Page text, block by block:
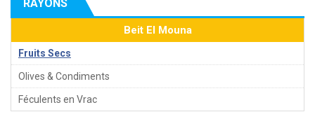
DT
RAYONS
Beit El Mouna
Fruits Secs
Olives & Condiments
Féculents en Vrac